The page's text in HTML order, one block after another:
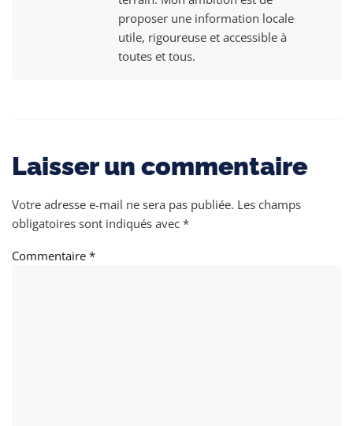
proposer une information locale
utile, rigoureuse et accessible à
toutes et tous.
Laisser un commentaire
Votre adresse e-mail ne sera pas publiée. Les champs
obligatoires sont indiqués avec *
Commentaire *